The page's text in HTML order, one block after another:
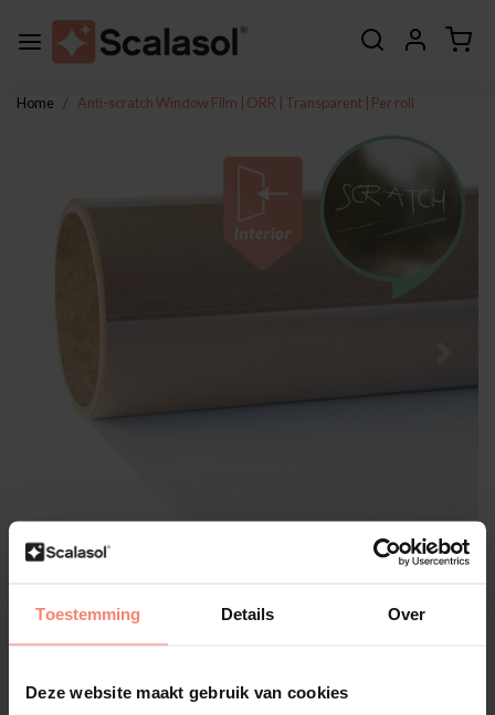
Toestemming Details Over
Deze website maakt gebruik van cookies
Home Anti-scratch Window Film | ORR | Transparent | Per roll
Previous
Scalasol®
Anti-scratch Window Film | ORR |